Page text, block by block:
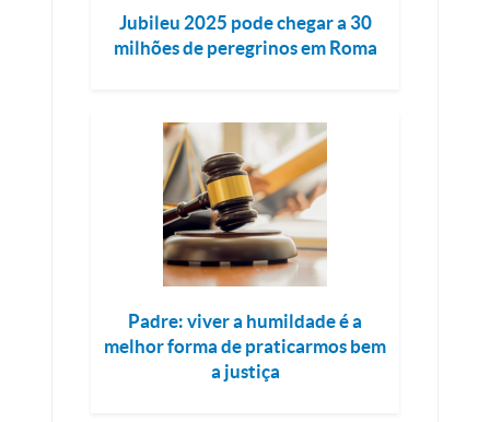
Jubileu 2025 pode chegar a 30
milhões de peregrinos em Roma
Padre: viver a humildade é a
melhor forma de praticarmos bem
a justiça